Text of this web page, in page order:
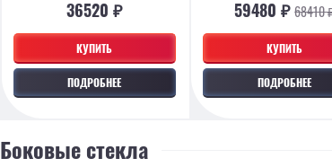
КУПИТЬ
ПОДРОБНЕЕ
36520 ₽
КУПИТЬ
ПОДРОБНЕЕ
59480 ₽68410
Боковые стекла